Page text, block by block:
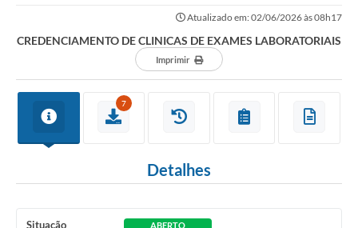
Atualizado em: 02/06/2026 às 08h17
CREDENCIAMENTO DE CLINICAS DE EXAMES LABORATORIAIS
Imprimir
7
Detalhes
Situação ABERTO